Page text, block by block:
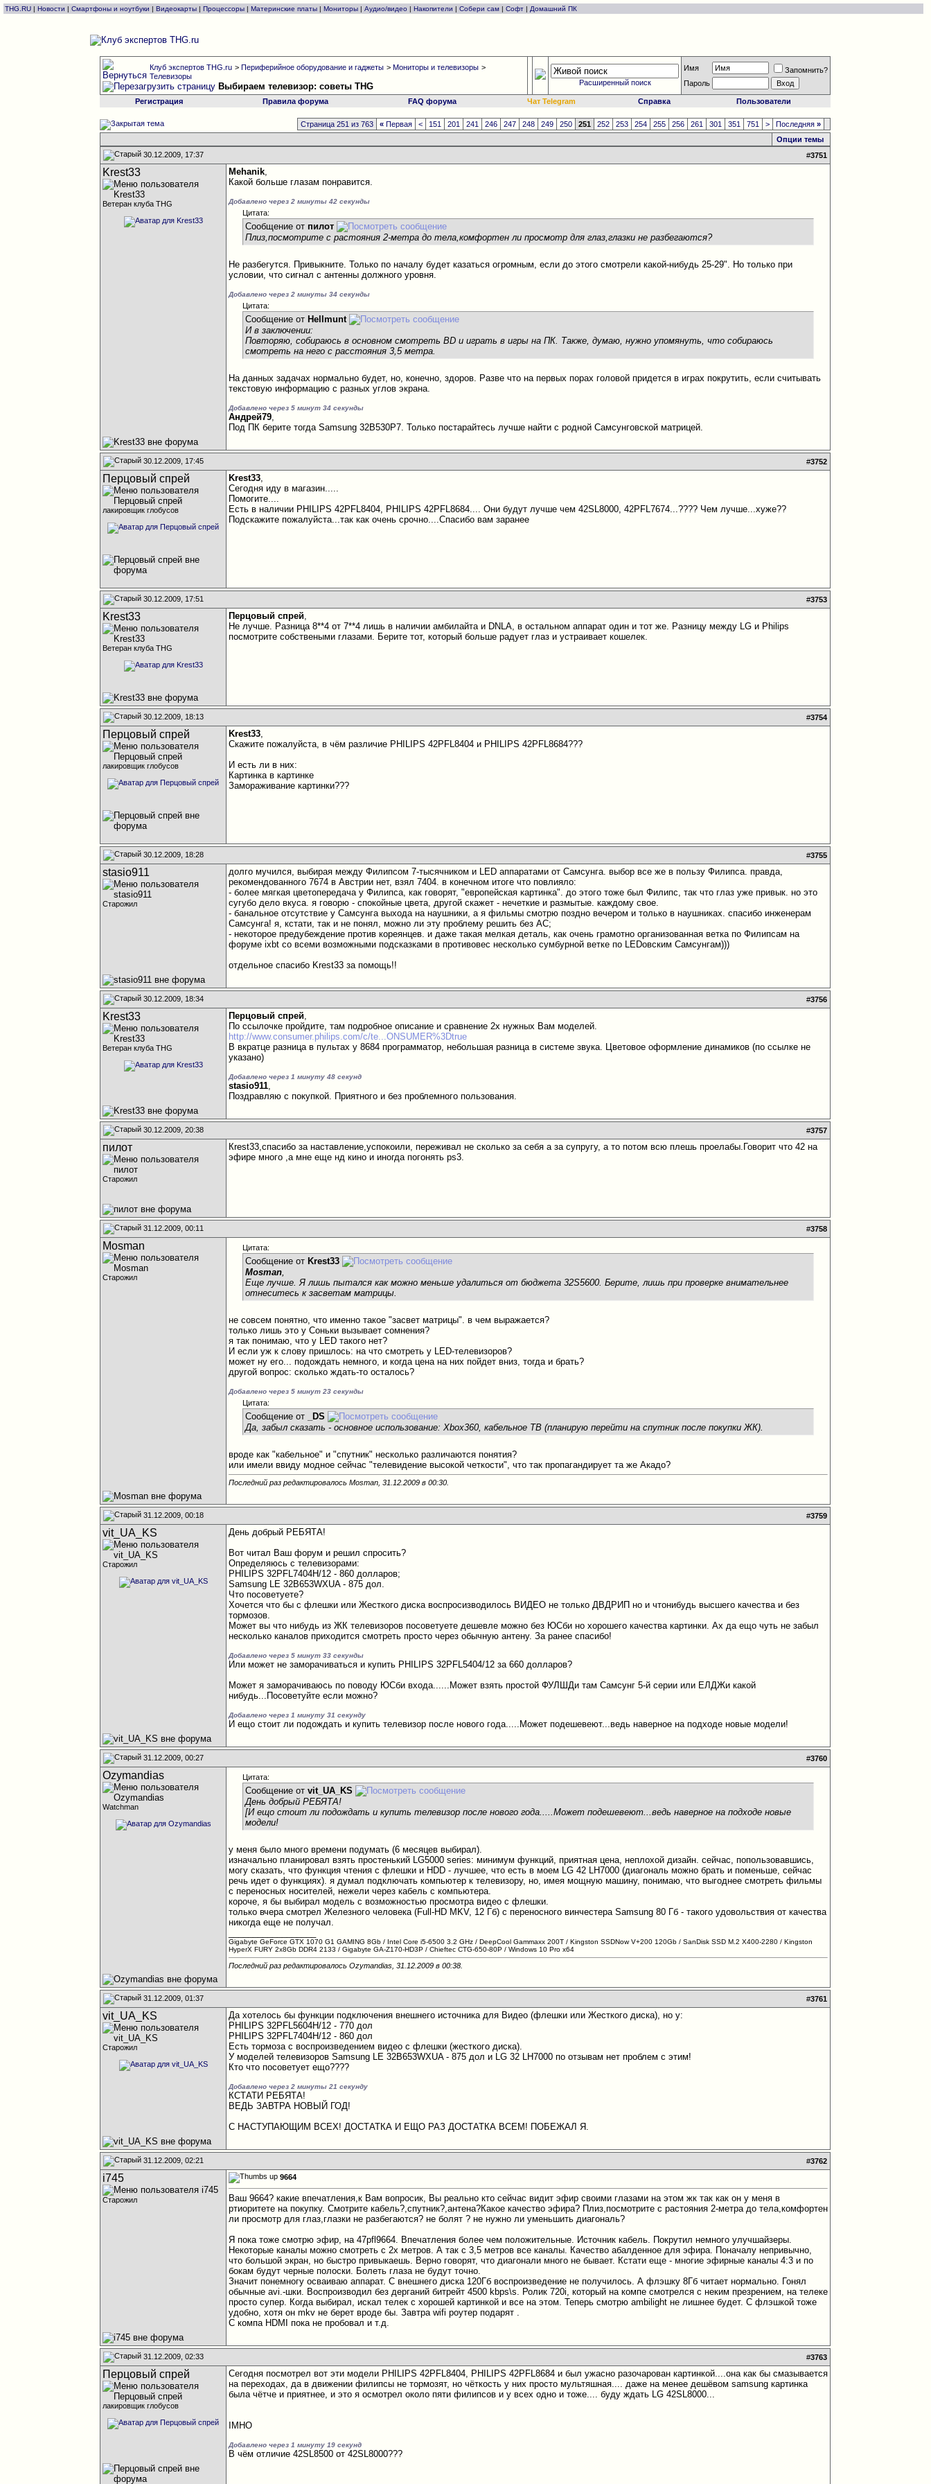
THG.RU | Новости | Смартфоны и ноутбуки | Видеокарты | Процессоры | Материнские платы | Мониторы | Аудио/видео | Накопители | Собери сам | Софт | Домашний ПК
Клуб экспертов THG.ru >Периферийное оборудование и гаджеты >Мониторы и телевизоры >
Телевизоры
Выбираем телевизор: советы THG Расширенный поиск
Имя
Запомнить?
Пароль
Регистрация Правила форума FAQ форума Чат Telegram Справка Пользователи
Страница 251 из 763 « Первая < 151 201 241 246 247 248 249 250 251 252 253 254 255 256 261 301 351 751 > Последняя»
Опции темы
30.12.2009, 17:37
#3751
Krest33
Ветеран клуба THG
Mehanik,
Какой больше глазам понравится.
Добавлено через 2 минуты 42 секунды
Цитата:
Сообщение от пилот
Плиз,посмотрите с растояния 2-метра до тела,комфортен ли просмотр для глаз,глазки не разбегаются?
Не разбегутся. Привыкните. Только по началу будет казаться огромным, если до этого смотрели какой-нибудь 25-29". Но только при
условии, что сигнал с антенны должного уровня.
Добавлено через 2 минуты 34 секунды
Цитата:
Сообщение от Hellmunt
И в заключении:
Повторяю, собираюсь в основном смотреть BD и играть в игры на ПК. Также, думаю, нужно упомянуть, что собираюсь
смотреть на него с расстояния 3,5 метра.
На данных задачах нормально будет, но, конечно, здоров. Разве что на первых порах головой придется в играх покрутить, если считывать
текстовую информацию с разных углов экрана.
Добавлено через 5 минут 34 секунды
Андрей79,
Под ПК берите тогда Samsung 32B530P7. Только постарайтесь лучше найти с родной Самсунговской матрицей.
30.12.2009, 17:45 #3752
Перцовый спрей
лакировщик глобусов
Krest33,
Сегодня иду в магазин.....
Помогите....
Есть в наличии PHILIPS 42PFL8404, PHILIPS 42PFL8684.... Они будут лучше чем 42SL8000, 42PFL7674...???? Чем лучше...хуже??
Подскажите пожалуйста...так как очень срочно....Спасибо вам заранее
30.12.2009, 17:51 #3753
Krest33
Ветеран клуба THG
Перцовый спрей,
Не лучше. Разница 8**4 от 7**4 лишь в наличии амбилайта и DNLA, в остальном аппарат один и тот же. Разницу между LG и Philips
посмотрите собствеными глазами. Берите тот, который больше радует глаз и устраивает кошелек.
30.12.2009, 18:13 #3754
Перцовый спрей
лакировщик глобусов
Krest33,
Скажите пожалуйста, в чём различие PHILIPS 42PFL8404 и PHILIPS 42PFL8684???
И есть ли в них:
Картинка в картинке
Замораживание картинки???
30.12.2009, 18:28 #3755
stasio911
Старожил
долго мучился, выбирая между Филипсом 7-тысячником и LED аппаратами от Самсунга. выбор все же в пользу Филипса. правда,
рекомендованного 7674 в Австрии нет, взял 7404. в конечном итоге что повлияло:
- более мягкая цветопередача у Филипса, как говорят, "европейская картинка". до этого тоже был Филипс, так что глаз уже привык. но это
сугубо дело вкуса. я говорю - спокойные цвета, другой скажет - нечеткие и размытые. каждому свое.
- банальное отсутствие у Самсунга выхода на наушники, а я фильмы смотрю поздно вечером и только в наушниках. спасибо инженерам
Самсунга! я, кстати, так и не понял, можно ли эту проблему решить без АС;
- некоторое предубеждение против кореянцев. и даже такая мелкая деталь, как очень грамотно организованная ветка по Филипсам на
форуме ixbt со всеми возможными подсказками в противовес несколько сумбурной ветке по LEDовским Самсунгам)))
отдельное спасибо Krest33 за помощь!!
30.12.2009, 18:34 #3756
Krest33
Ветеран клуба THG
Перцовый спрей,
По ссылочке пройдите, там подробное описание и сравнение 2х нужных Вам моделей.
http://www.consumer.philips.com/c/te...ONSUMER%3Dtrue
В вкратце разница в пультах у 8684 программатор, небольшая разница в системе звука. Цветовое оформление динамиков (по ссылке не
указано)
Добавлено через 1 минуту 48 секунд
stasio911,
Поздравляю с покупкой. Приятного и без проблемного пользования.
30.12.2009, 20:38 #3757
пилот
Старожил
Кrest33,спасибо за наставление,успокоили, переживал не сколько за себя а за супругу, а то потом всю плешь проелабы.Говорит что 42 на
эфире много ,а мне еще нд кино и иногда погонять ps3.
31.12.2009, 00:11 #3758
Mosman
Старожил
Цитата:
Сообщение от Krest33
Mosman,
Еще лучше. Я лишь пытался как можно меньше удалиться от бюджета 32S5600. Берите, лишь при проверке внимательнее
отнеситесь к засветам матрицы.
не совсем понятно, что именно такое "засвет матрицы". в чем выражается?
только лишь это у Соньки вызывает сомнения?
я так понимаю, что у LED такого нет?
И если уж к слову пришлось: на что смотреть у LED-телевизоров?
может ну его... подождать немного, и когда цена на них пойдет вниз, тогда и брать?
другой вопрос: сколько ждать-то осталось?
Добавлено через 5 минут 23 секунды
Цитата:
Сообщение от
_DS
Да, забыл сказать - основное использование: Xbox360, кабельное ТВ (планирую перейти на спутник после покупки ЖК).
вроде как "кабельное" и "спутник" несколько различаются понятия?
или имели ввиду модное сейчас "телевидение высокой четкости", что так пропагандирует та же Акадо?
Последний раз редактировалось Mosman, 31.12.2009 в00:30
31.12.2009, 00:18 #3759
vit_UA_KS
Старожил
День добрый РЕБЯТА!
Вот читал Ваш форум и решил спросить?
Определяюсь с телевизорами:
PHILIPS 32PFL7404H/12 - 860 долларов;
Samsung LE 32B653WXUA - 875 дол.
Что посоветуете?
Хочется что бы с флешки или Жесткого диска воспросизводилось ВИДЕО не только ДВДРИП но и чтонибудь высшего качества и без
тормозов.
Может вы что нибудь из ЖК телевизоров посоветуете дешевле можно без ЮСби но хорошего качества картинки. Ах да ещо чуть не забыл
несколько каналов приходится смотреть просто через обычную антену. За ранее спасибо!
Добавлено через 5 минут 33 секунды
Или может не заморачиваться и купить PHILIPS 32PFL5404/12 за 660 долларов?
Может я заморачиваюсь по поводу ЮСби входа......Может взять простой ФУЛШДи там Самсунг 5-й серии или ЕЛДЖи какой
нибудь...Посоветуйте если можно?
Добавлено через 1 минуту 31 секунду
И ещо стоит ли подождать и купить телевизор после нового года.....Может подешевеют...ведь наверное на подходе новые модели!
31.12.2009, 00:27 #3760
Ozymandias
Watchman
Цитата:
Сообщение отvit_UA_KS
День добрый РЕБЯТА!
[И ещо стоит ли подождать и купить телевизор после нового года.....Может подешевеют...ведь наверное на подходе новые
модели!
у меня было много времени подумать (6 месяцев выбирал).
изначально планировал взять простенький LG5000 series: минимум функций, приятная цена, неплохой дизайн. сейчас, попользовавшись,
могу сказать, что функция чтения с флешки и HDD - лучшее, что есть в моем LG 42 LH7000 (диагональ можно брать и поменьше, сейчас
речь идет о функциях). я думал подключать компьютер к телевизору, но, имея мощную машину, понимаю, что выгоднее смотреть фильмы
с переносных носителей, нежели через кабель с компьютера.
короче, я бы выбирал модель с возможностью просмотра видео с флешки.
только вчера смотрел Железного человека (Full-HD MKV, 12 Гб) с переносного винчестера Samsung 80 Гб - такого удовольствия от качества
никогда еще не получал.
Gigabyte GeForce GTX 1070 G1 GAMING 8Gb / Intel Core i5-6500 3.2 GHz / DeepCool Gammaxx 200T / Kingston SSDNow V+200 120Gb / SanDisk SSD M.2 X400-2280 / Kingston
HyperX FURY 2x8Gb DDR4 2133 / Gigabyte GA-Z170-HD3P / Chieftec CTG-650-80P / Windows 10 Pro x64
Последний раз редактировалось Ozymandias, 31.12.2009 в00:38
31.12.2009, 01:37 #3761
vit_UA_KS
Старожил
Да хотелось бы функции подключения внешнего источника для Видео (флешки или Жесткого диска), но у:
PHILIPS 32PFL5604H/12 - 770 дол
PHILIPS 32PFL7404H/12 - 860 дол
Есть тормоза с воспроизведением видео с флешки (жесткого диска).
У моделей телевизоров Samsung LE 32B653WXUA - 875 дол и LG 32 LH7000 по отзывам нет проблем с этим!
Кто что посоветует ещо????
Добавлено через 2 минуты 21 секунду
КСТАТИ РЕБЯТА!
ВЕДЬ ЗАВТРА НОВЫЙ ГОД!
С НАСТУПАЮЩИМ ВСЕХ! ДОСТАТКА И ЕЩО РАЗ ДОСТАТКА ВСЕМ! ПОБЕЖАЛ Я.
31.12.2009, 02:21 #3762
i745
Старожил
9664
Ваш 9664? какие впечатления,к Вам вопросик, Вы реально кто сейчас видит эфир своими глазами на этом жк так как он у меня в
ртиоритете на покупку. Смотрите кабель?,спутник?,антена?Какое качество эфира? Плиз,посмотрите с растояния 2-метра до тела,комфортен
ли просмотр для глаз,глазки не разбегаются? не болят ? не нужно ли уменьшить диагональ?
Я пока тоже смотрю эфир, на 47pfl9664. Впечатления более чем положительные. Источник кабель. Покрутил немного улучшайзеры.
Некоторые каналы можно смотреть с 2х метров. А так с 3,5 метров все каналы. Качество абалденное для эфира. Поначалу непривычно,
что большой экран, но быстро привыкаешь. Верно говорят, что диагонали много не бывает. Кстати еще - многие эфирные каналы 4:3 и по
бокам будут черные полоски. Болеть глаза не будут точно.
Значит понемногу осваиваю аппарат. С внешнего диска 120Гб воспроизведение не получилось. А флэшку 8Гб читает нормально. Гонял
обычные avi.-шки. Воспроизводил без дерганий битрейт 4500 kbps\s. Ролик 720i, который на компе смотрелся с неким презрением, на телеке
просто супер. Когда выбирал, искал телек с хорошей картинкой и все на этом. Теперь смотрю ambilight не лишнее будет. С флэшкой тоже
удобно, хотя он mkv не берет вроде бы. Завтра wifi роутер подарят .
С компа HDMI пока не пробовал и т.д.
31.12.2009, 02:33 #3763
Перцовый спрей
лакировщик глобусов
Сегодня посмотрел вот эти модели PHILIPS 42PFL8404, PHILIPS 42PFL8684 и был ужасно разочарован картинкой....она как бы смазывается
на переходах, да в движении филипсы не тормозят, но чёткость у них просто мультяшная.... даже на менее дешёвом samsung картинка
была чётче и приятнее, и это я осмотрел около пяти филипсов и у всех одно и тоже.... буду ждать LG 42SL8000...
IMHO
Добавлено через 1 минуту 19 секунд
В чём отличие 42SL8500 от 42SL8000???